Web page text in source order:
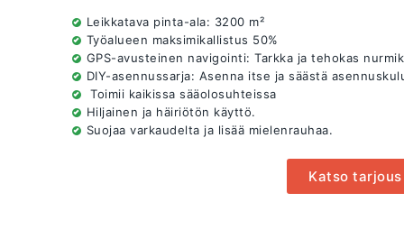
Leikkatava pinta-ala: 3200 m²
Työalueen maksimikallistus 50%
GPS-avusteinen navigointi: Tarkka ja tehokas
DIY-asennussarja: Asenna itse ja säästä
Toimii kaikissa sääolosuhteissa
Hiljainen ja häiriötön käyttö.
Suojaa varkaudelta ja lisää mielenrauhaa.
Katso